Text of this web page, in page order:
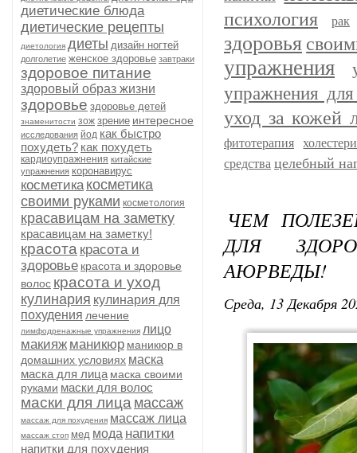
диетические блюда
диетические рецепты
диетология диеты дизайн ногтей
долголетие женское здоровье завтраки
здоровое питание
здоровый образ жизни
здоровье здоровье детей
знаменитости зож зрение интересное
исследования йод как быстро
похудеть? как похудеть
кардиоупражнения китайские
упражнения коронавирус
косметика косметика
своими руками косметология
красавицам на заметку
красавицам на заметку!
красота красота и
здоровье красота и здоровье
волос красота и уход
кулинария кулинария для
похудения лечение
лимфодренажные упражнения лицо
макияж маникюр маникюр в
домашних условиях маска
маска для лица маска своими
руками маски для волос
маски для лица массаж
массаж для похудения массаж лица
массаж стоп мед мода напитки
напитки для похудения
психология рак
здоровья
упражнения
упражнения
уход за кожей
фитотерапия
средства целебный
ЧЕМ
ДЛЯ
АЮРВЕДЫ!
Среда, 13 Декабря